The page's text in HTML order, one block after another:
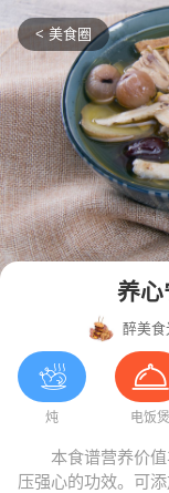
< 美食圈
养心
醉美食
炖 电饭煲
本食谱营养价
压强心的功效。可